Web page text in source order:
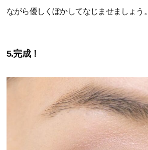
ながら優しくぼかしてなじませましょう。
5.完成！